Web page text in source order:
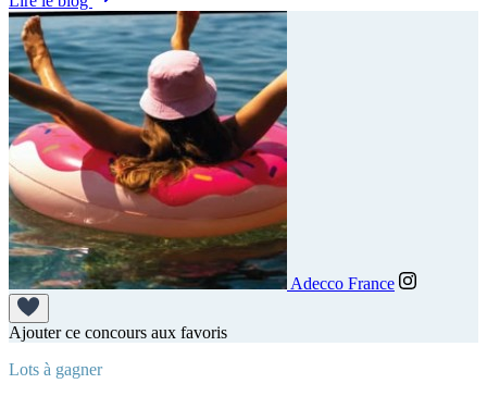
Adecco France
Ajouter ce concours aux favoris
Lots à gagner